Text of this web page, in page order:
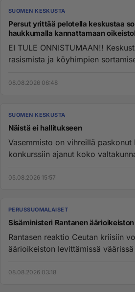
SUOMEN KESKUSTA
Persut yrittää pelotella keskustaa solvaamalla ja
haukkumalla kannattamaan
EI TULE ONNISTUMAAN!! Keskusta ei ole kiinostunut
rasismista ja köyhimpien
08.08.2026 06:48
SUOMEN KESKUSTA
Näistä ei hallitukseen
Vasemmisto on vihreillä paskonut
konkurssiin ajanut koko valtakunnan. Keskusta
05.08.2026 15:57
PERUSSUOMALAISET
Sisäministeri Rantanen
Rantasen reaktio Ceutan kriisiin
äärioikeiston levittämissä
08.08.2026 03:18